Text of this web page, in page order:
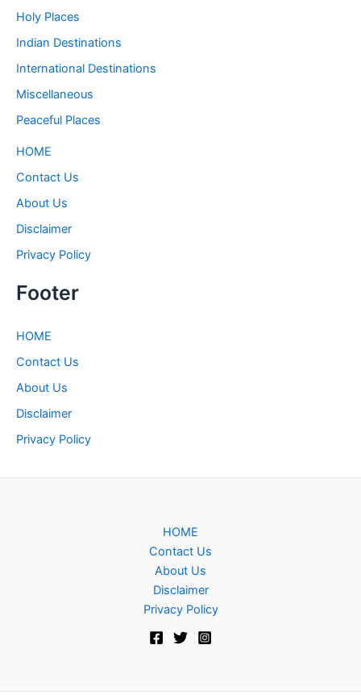
Holy Places
Indian Destinations
International Destinations
Miscellaneous
Peaceful Places
HOME
Contact Us
About Us
Disclaimer
Privacy Policy
Footer
HOME
Contact Us
About Us
Disclaimer
Privacy Policy
HOME
Contact Us
About Us
Disclaimer
Privacy Policy